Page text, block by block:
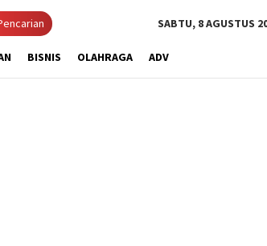
SABTU, 8 AGUSTUS
BISNIS OLAHRAGA ADV